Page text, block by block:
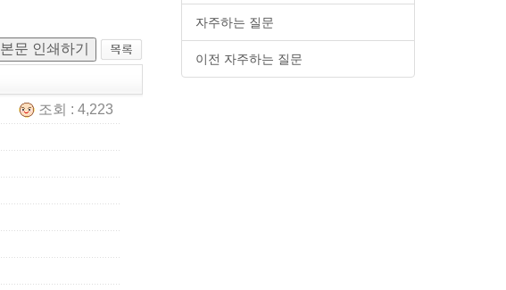
본문 인쇄하기
조회 : 4,223
자주하는 질문
이전 자주하는 질문